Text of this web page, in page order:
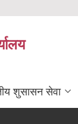
शुसासन सेवा